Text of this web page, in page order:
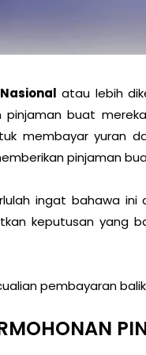
atau lebih
buat
membayar yuran
pinjaman
ingat bahawa ini
keputusan yang
pembayaran balik